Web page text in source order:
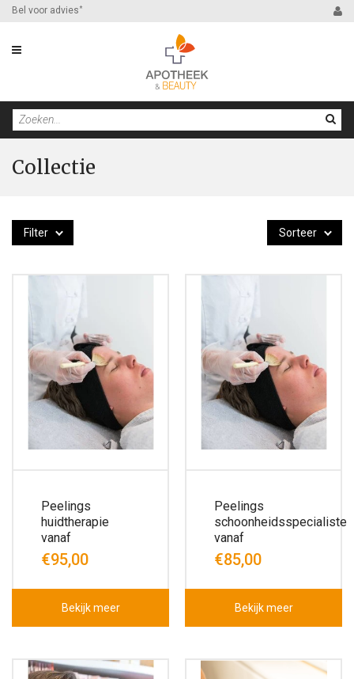
Bel voor advies *
Collectie
Filter Sorteer
Peelings
huidtherapie
vanaf
€95,00
Bekijk meer
Peelings
schoonheidsspecialiste
vanaf
€85,00
Bekijk meer